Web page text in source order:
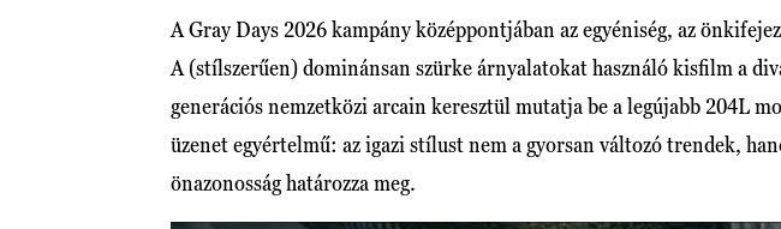
A Gray Days 2026 kampány középpontjában az egyéniség, az
A (stílszerűen) dominánsan szürke árnyalatokat használó kisfilm a
generációs nemzetközi arcain keresztül mutatja be a legújabb 204L
üzenet egyértelmű: az igazi stílust nem a gyorsan változó trendek,
önazonosság határozza meg.